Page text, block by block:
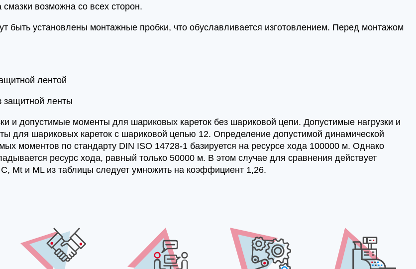
возможна со всех сторон.
быть установлены монтажные пробки, что обуславливается изготовлением. Перед монтажом
лентой
защитной ленты
и допустимые моменты для шариковых кареток без шариковой цепи. Допустимые нагрузки и
для шариковых кареток с шариковой цепью 12. Определение допустимой динамической
моментов по стандарту DIN ISO 14728-1 базируется на ресурсе хода 100000 м. Однако
ресурс хода, равный только 50000 м. В этом случае для сравнения действует
Mt и ML из таблицы следует умножить на коэффициент 1,26.